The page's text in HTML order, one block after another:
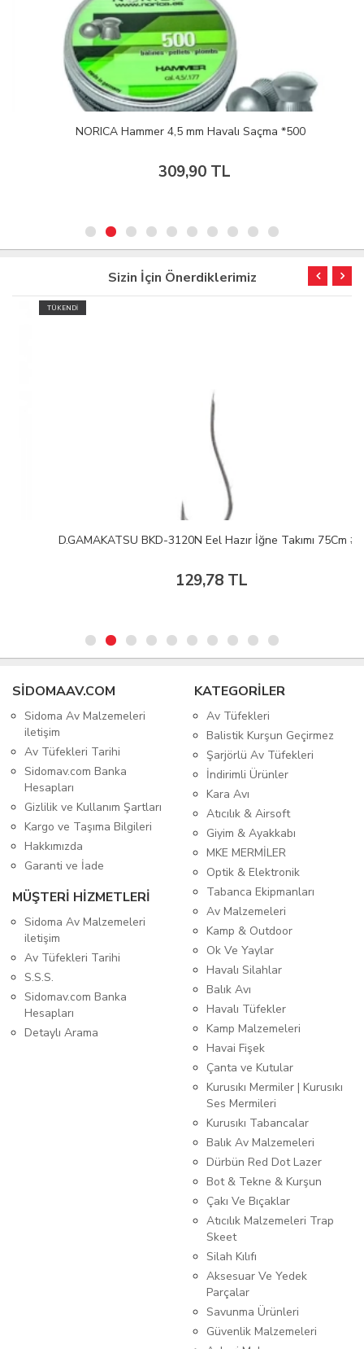
NORICA Hammer 4,5 mm Havalı Saçma *500
309,90 TL
Sizin İçin Önerdiklerimiz
TÜKENDİ
D.GAMAKATSU BKD-3120N Eel Hazır İğne Takımı 75Cm #
129,78 TL
SIDOMAAV.COM
Sidoma Av Malzemeleri
iletişim
Av Tüfekleri Tarihi
Sidomav.com Banka
Hesapları
Gizlilik ve Kullanım Şartları
Kargo ve Taşıma Bilgileri
Hakkımızda
Garanti ve İade
MÜŞTERİ HİZMETLERİ
Sidoma Av Malzemeleri
iletişim
Av Tüfekleri Tarihi
S.S.S.
Sidomav.com Banka
Hesapları
Detaylı Arama
KATEGORİLER
Av Tüfekleri
Balistik Kurşun Geçirmez
Şarjörlü Av Tüfekleri
İndirimli Ürünler
Kara Avı
Atıcılık & Airsoft
Giyim & Ayakkabı
MKE MERMİLER
Optik & Elektronik
Tabanca Ekipmanları
Av Malzemeleri
Kamp & Outdoor
Ok Ve Yaylar
Havalı Silahlar
Balık Avı
Havalı Tüfekler
Kamp Malzemeleri
Havai Fişek
Çanta ve Kutular
Kurusıkı Mermiler | Kurusıkı
Ses Mermileri
Kurusıkı Tabancalar
Balık Av Malzemeleri
Dürbün Red Dot Lazer
Bot & Tekne & Kurşun
Çakı Ve Bıçaklar
Atıcılık Malzemeleri Trap
Skeet
Silah Kılıfı
Aksesuar Ve Yedek
Parçalar
Savunma Ürünleri
Güvenlik Malzemeleri